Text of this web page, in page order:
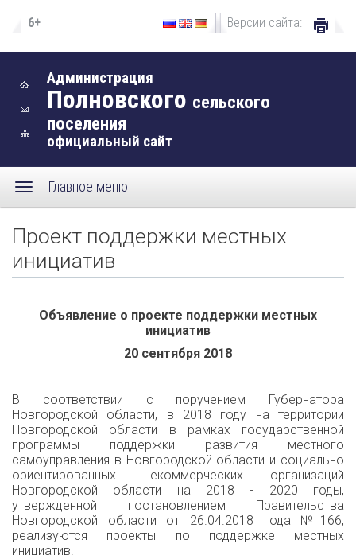
6+ Версии сайта:
Администрация
Полновского сельского
поселения
официальный сайт
Главное меню
Проект поддержки местных
инициатив
Объявление о проекте поддержки местных
инициатив
20 сентября 2018
В соответствии с поручением Губернатора
Новгородской области, в 2018 году на территории
Новгородской области в рамках государственной
программы поддержки развития местного
самоуправления в Новгородской области и социально
ориентированных некоммерческих организаций
Новгородской области на 2018 - 2020 годы,
утвержденной постановлением Правительства
Новгородской области от 26.04.2018 года №166,
реализуются проекты по поддержке местных
инициатив.